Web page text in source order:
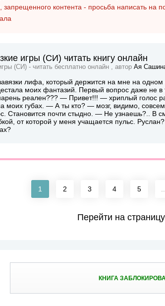
запрещенного контента - просьба написать на
игры (СИ) читать книгу онлайн
(СИ) - читать бесплатно онлайн , автор Ая
лифа, который держится на мне на
моих фантазий. Первый вопрос даже не
реален??? — Привет!!! — хриплый голос
моих губах. — А ты кто? — мозг, видимо,
Становится почти стыдно. — Не узнаешь?..
от которой у меня учащается пульс.
1 2 3 4 5
Перейти на
КНИГА